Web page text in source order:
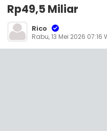
Rp49,5 Miliar
Rico
Rabu, 13 Mei 2026 07:16